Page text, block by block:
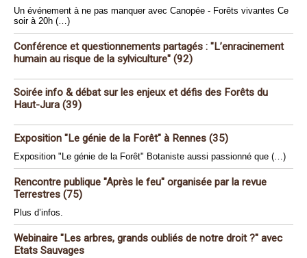
Un événement à ne pas manquer avec Canopée - Forêts vivantes Ce
soir à 20h (…)
Conférence et questionnements partagés : "L’enracinement
humain au risque de la sylviculture" (92)
Soirée info & débat sur les enjeux et défis des Forêts du
Haut-Jura (39)
Exposition "Le génie de la Forêt" à Rennes (35)
Exposition "Le génie de la Forêt" Botaniste aussi passionné que (…)
Rencontre publique "Après le feu" organisée par la revue
Terrestres (75)
Plus d’infos.
Webinaire "Les arbres, grands oubliés de notre droit ?" avec
Etats Sauvages